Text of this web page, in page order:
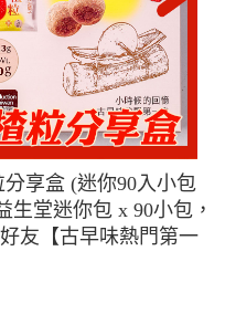
分享盒 (迷你90入小包
堂迷你包 x 90小包，
友【古早味熱門第一